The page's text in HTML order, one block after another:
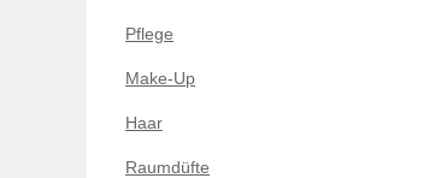
Pflege
Make-Up
Haar
Raumdüfte